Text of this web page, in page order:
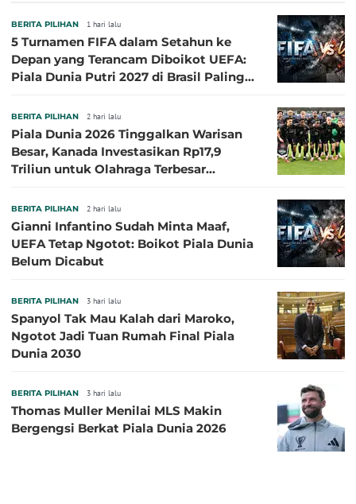
BERITA PILIHAN 1 hari lalu
5 Turnamen FIFA dalam Setahun ke
Depan yang Terancam Diboikot UEFA:
Piala Dunia Putri 2027 di Brasil Paling
BERITA PILIHAN 2 hari lalu
Piala Dunia 2026 Tinggalkan Warisan
Besar, Kanada Investasikan Rp17,9
Triliun untuk Olahraga Terbesar
BERITA PILIHAN 2 hari lalu
Gianni Infantino Sudah Minta Maaf,
UEFA Tetap Ngotot: Boikot Piala Dunia
Belum Dicabut
BERITA PILIHAN 3 hari lalu
Spanyol Tak Mau Kalah dari Maroko,
Ngotot Jadi Tuan Rumah Final Piala
Dunia 2030
BERITA PILIHAN 3 hari lalu
Thomas Muller Menilai MLS Makin
Bergengsi Berkat Piala Dunia 2026